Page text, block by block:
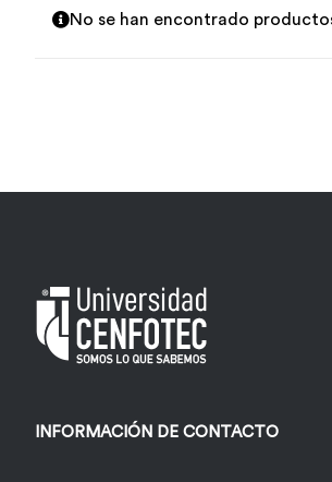
No se han encontrado
INFORMACIÓN DE CONTACTO